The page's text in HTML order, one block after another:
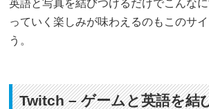
英語と写真を結びつけるだけでこんな
っていく楽しみが味わえるのもこのサ
う。
Twitch – ゲームと英語を結